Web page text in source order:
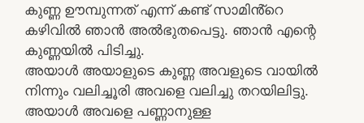
കുണ്ണ ഊമ്പുന്നത് എന്ന് കണ്ട് സാമിൻ്റെ
കഴിവിൽ ഞാൻ അൽഭുതപെട്ടു. ഞാൻ എന്റെ
കുണ്ണയിൽ പിടിച്ചു.
അയാൾ അയാളുടെ കുണ്ണ അവളുടെ വായിൽ
നിന്നും വലിച്ചൂരി അവളെ വലിച്ചു തറയിലിട്ടു.
അയാൾ അവളെ പണ്ണാനുള്ള